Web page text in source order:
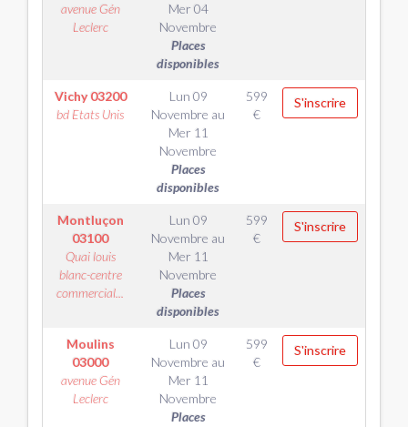
avenue Gén
Leclerc
Mer 04
Novembre
Places
disponibles
Vichy03200
bd Etats Unis
Lun 09
Novembre au
Mer 11
Novembre
Places
disponibles
599
€
S'inscrire
Montluçon
03100
Quai louis
blanc-centre
commercial...
Lun 09
Novembre au
Mer 11
Novembre
Places
disponibles
599
€
S'inscrire
Moulins
03000
avenue Gén
Leclerc
Lun 09
Novembre au
Mer 11
Novembre
Places
599
€
S'inscrire